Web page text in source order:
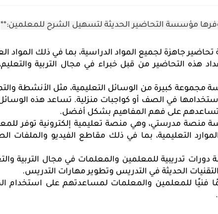
مؤسسة التحاضير الحديثة لتسهيل الشرح للمعلمين:**
وتساعدهم على فهم المفاهيم بشكل أفضل.
الحديثة في التدريس وتطوير مهارات التدريس.